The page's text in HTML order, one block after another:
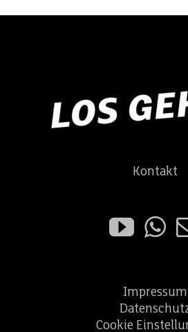
Kontakt
Impressum
Cookie